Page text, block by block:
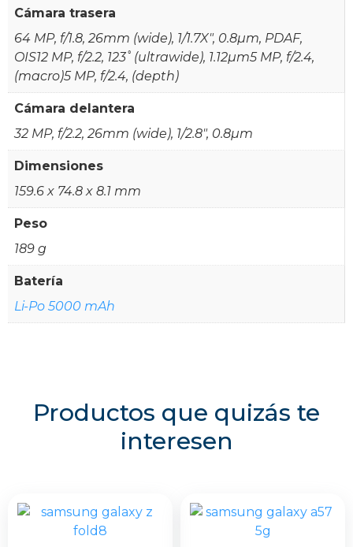
Cámara trasera
64 MP, f/1.8, 26mm (wide), 1/1.7X", 0.8µm, PDAF,
OIS12 MP, f/2.2, 123˚ (ultrawide), 1.12µm5 MP, f/2.4,
(macro)5 MP, f/2.4, (depth)
Cámara delantera
32 MP, f/2.2, 26mm (wide), 1/2.8", 0.8µm
Dimensiones
159.6 x 74.8 x 8.1 mm
Peso
189 g
Batería
Li-Po 5000 mAh
Productos que quizás te
interesen